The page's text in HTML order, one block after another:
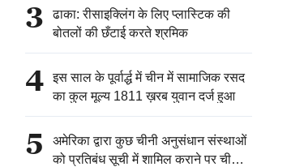
3
ढाका: रीसाइक्लिंग के लिए प्लास्टिक की
बोतलों की छँटाई करते श्रमिक
4
इस साल के पूर्वार्द्ध में चीन में सामाजिक रसद
का कुल मूल्य 1811 ख़रब युवान दर्ज हुआ
5
अमेरिका द्वारा कुछ चीनी अनुसंधान संस्थाओं
को प्रतिबंध सूची में शामिल कराने पर चीनी